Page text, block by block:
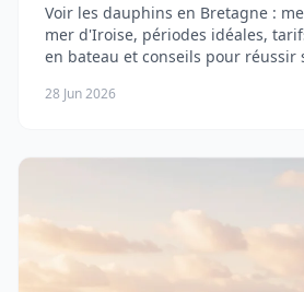
Voir les dauphins en Bretagne :
mer d'Iroise, périodes idéales,
en bateau et conseils pour réussir
28 Jun 2026